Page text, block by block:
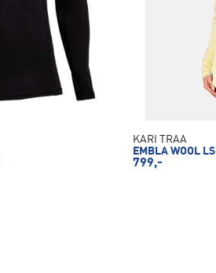
KARI TRAA
EMBLA WOOL LS
799,-